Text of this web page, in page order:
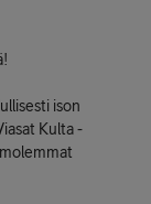
ison
Kulta -